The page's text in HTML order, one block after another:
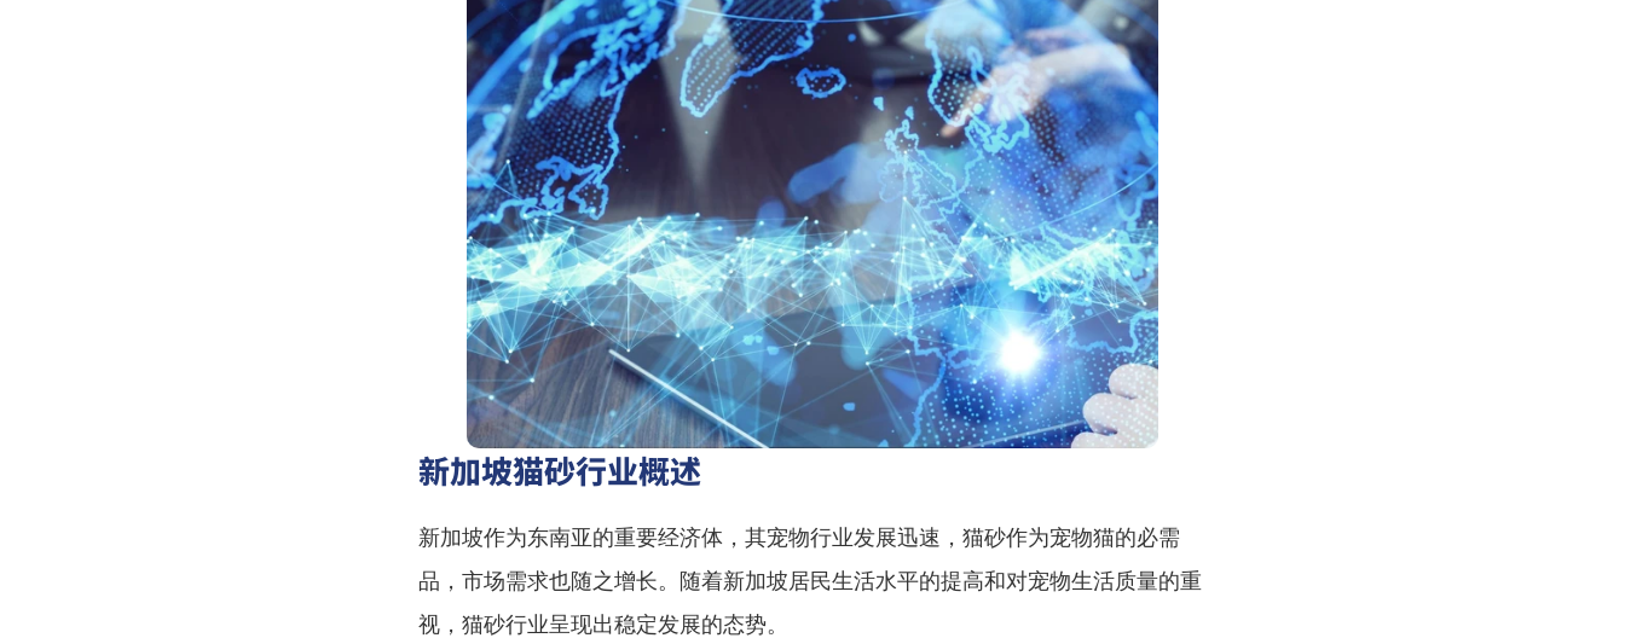
新加坡猫砂行业概述
新加坡作为东南亚的重要经济体，其宠物行业发展迅速，猫砂作为宠物猫的必需
品，市场需求也随之增长。随着新加坡居民生活水平的提高和对宠物生活质量的重
视，猫砂行业呈现出稳定发展的态势。